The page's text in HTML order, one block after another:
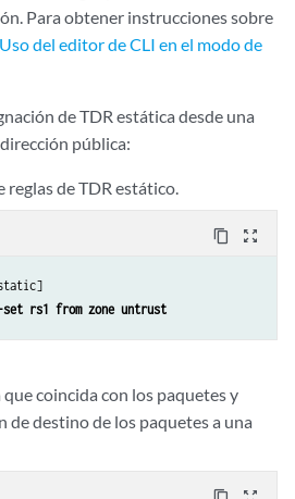
Para obtener instrucciones sobre
Uso del editor de CLI en el modo de
de TDR estática desde una
pública:
de TDR estático.
content_copy zoom_out_map
rs1 from zone untrust
coincida con los paquetes y
de destino de los paquetes a una